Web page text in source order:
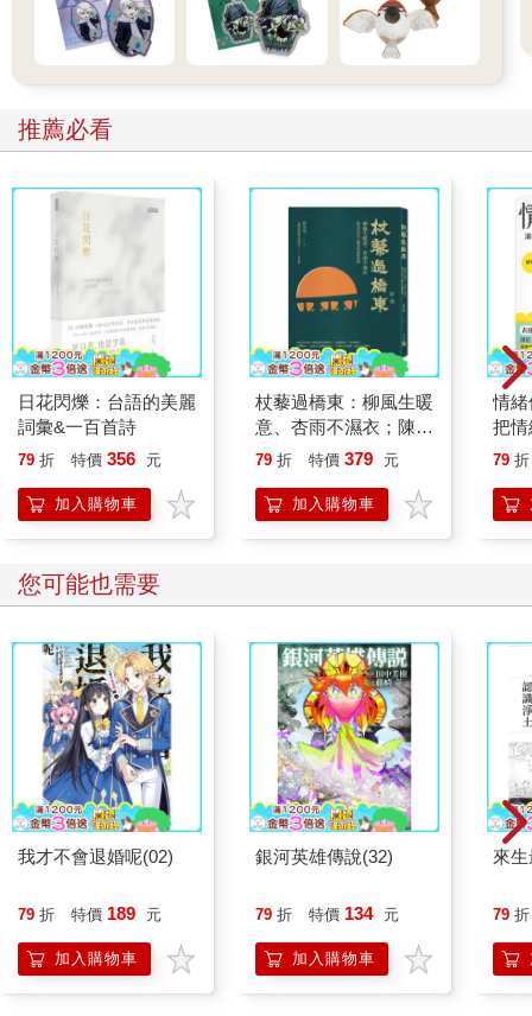
推薦必看
日花閃爍：台語的美麗
詞彙&一百首詩
79 折 特價 356 元
加入購物車
杖藜過橋東：柳風生暖
意、杏雨不濕衣；陳亮
恭談以心轉境的適齡漫
79 折 特價 379 元
加入購物車
情
把
誰
79 折
您可能也需要
我才不會退婚呢(02)
79 折 特價 189 元
加入購物車
銀河英雄傳說(32)
79 折 特價 134 元
加入購物車
來
79 折